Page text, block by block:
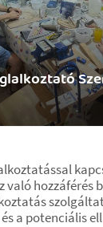
való hozzáférés
a potenciális